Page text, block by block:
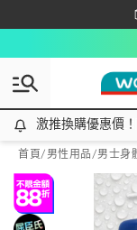
激推換購優惠價！立
激推換購優惠價
首頁/ 男性用品/男士身